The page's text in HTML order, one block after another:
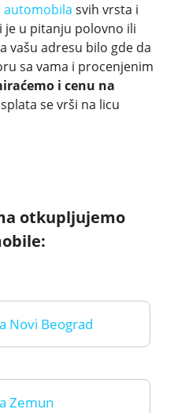
automobila svih vrsta i
je u pitanju polovno ili
vašu adresu bilo gde da
sa vama i procenjenim
i cenu na
se vrši na licu
otkupljujemo
Novi Beograd
Zemun